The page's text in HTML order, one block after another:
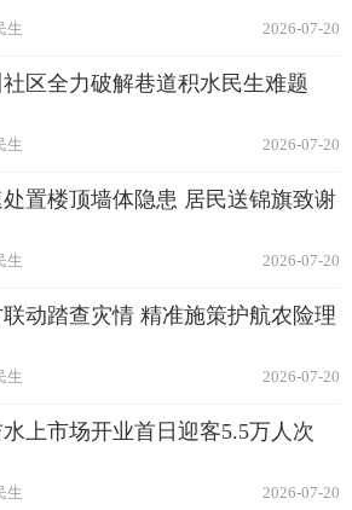
2026-07-20
生
区全力破解巷道积水民生难题
2026-07-20
生
置楼顶墙体隐患 居民送锦旗致谢
2026-07-20
生
动踏查灾情 精准施策护航农险理
2026-07-20
生
上市场开业首日迎客5.5万人次
2026-07-20
生